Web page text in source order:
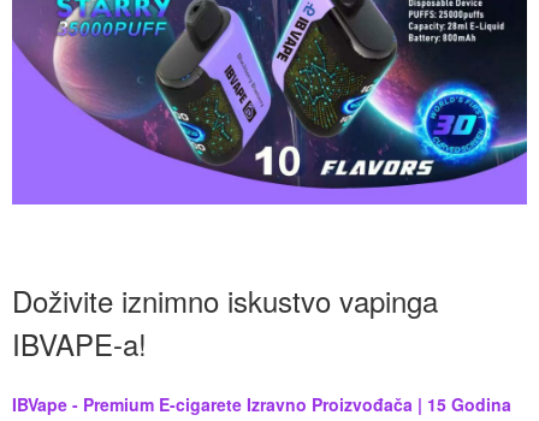
Doživite iznimno iskustvo vapinga
IBVAPE-a!
IBVape - Premium E-cigarete Izravno Proizvođača | 15 Godina